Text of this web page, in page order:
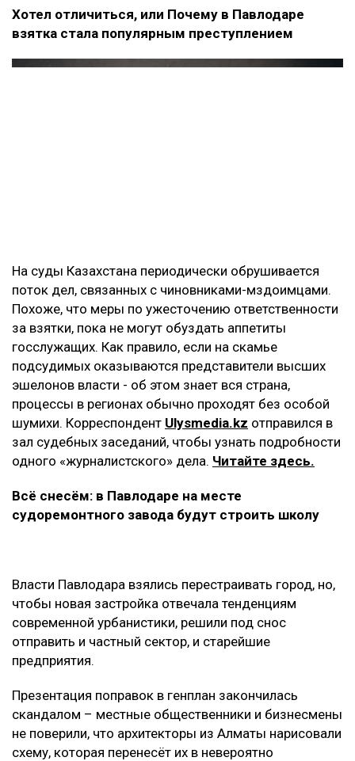
Хотел отличиться, или Почему в Павлодаре
взятка стала популярным преступлением
На суды Казахстана периодически обрушивается
поток дел, связанных с чиновниками-мздоимцами.
Похоже, что меры по ужесточению ответственности
за взятки, пока не могут обуздать аппетиты
госслужащих. Как правило, если на скамье
подсудимых оказываются представители высших
эшелонов власти - об этом знает вся страна,
процессы в регионах обычно проходят без особой
шумихи. Корреспондент Ulysmedia.kz отправился в
зал судебных заседаний, чтобы узнать подробности
одного «журналистского» дела. Читайте здесь.
Всё снесём: в Павлодаре на месте
судоремонтного завода будут строить школу
Власти Павлодара взялись перестраивать город, но,
чтобы новая застройка отвечала тенденциям
современной урбанистики, решили под снос
отправить и частный сектор, и старейшие
предприятия.
Презентация поправок в генплан закончилась
скандалом – местные общественники и бизнесмены
не поверили, что архитекторы из Алматы нарисовали
схему, которая перенесёт их в невероятно